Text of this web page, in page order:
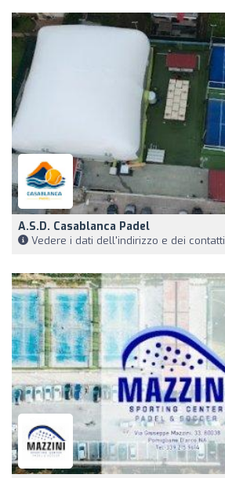
A.S.D. Casablanca Padel
Vedere i dati dell'indirizzo e dei contatti